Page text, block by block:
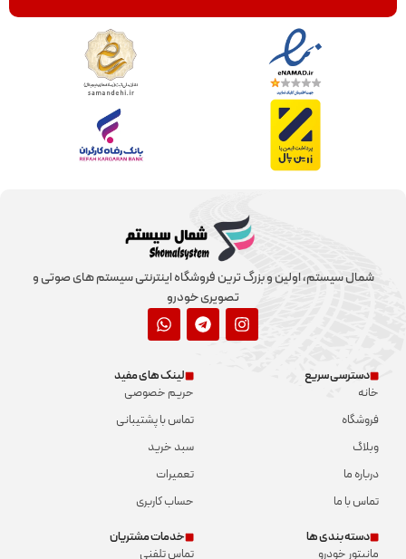
شمال سیستم، اولین و بزرگ ترین فروشگاه اینترنتی سیستم های صوتی و
تصویری خودرو
دسترسی سریع
خانه
فروشگاه
وبلاگ
درباره ما
تماس با ما
لینک های مفید
حریم خصوصی
تماس با پشتیبانی
سبد خرید
تعمیرات
حساب کاربری
دسته بندی ها
مانیتور خودرو
خدمات مشتریان
تماس تلفنی